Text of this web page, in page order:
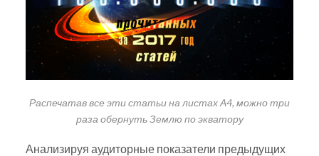
Распечатав все эти статьи на листах А4, можно три
раза обернуть Землю по экватору
Анализируя аудиторные показатели предыдущих